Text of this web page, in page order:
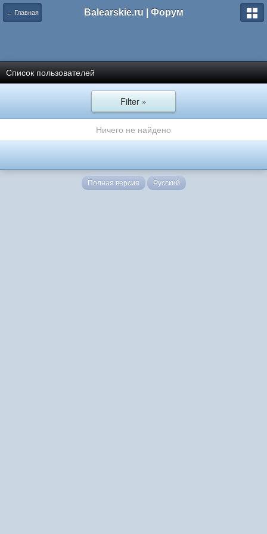
← Главная Balearskie.ru | Форум
Список пользователей
Filter »
Ничего не найдено
Полная версия Русский